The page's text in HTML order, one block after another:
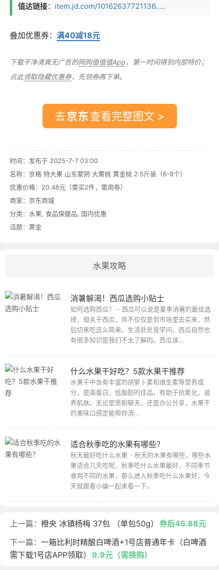
值达链接： item.jd.com/10162637721136.....
叠加优惠券： 满40减18元
下载干净清爽无广告的网购值值值App ，第一时间得到内部特价；
点此领取隐藏优惠券，先领券再下单。
去 查看完整图文 >
时间：发布于 2025-7-7 03:00
名称： 京格 特大果 山东蒙阴 大黄桃 黄金桃 2.5斤装（6-8个）
优惠价格： 20.48元（需买2件，需用券）
商家： 京东商城
分类： 水果, 食品保健品, 国内优惠
话题： 黄金
水果攻略
消暑解渴！西瓜选购小贴士
如何选购西瓜？ - 西瓜可以说是夏季消暑的最佳选
择，但关于西瓜，并不仅仅是到市场里去买来、然
后切来吃这么简单。生活处处皆学问，西瓜自然也
有很多知识是我们不太了解的。西瓜该...
什么水果干好吃？5款水果干推荐
水果干中含有丰富的胡萝卜素和维生素等营养成
分，是高蛋白，低脂肪的佳品，有助于抗氧化，滋
养肌肤。无论是煲剧聊天，还是办公分享，水果干
的美味口感定能帮你消...
适合秋季吃的水果有哪些？
秋天最好吃什么水果 - 秋天的水果有哪些，哪些水
果适合几天吃呢，秋季吃什么水果最好，不同季节
食用不同的水果，那么进入秋季吃什么水果好，今
天就跟着小编一起来看一下。
上一篇： 橙央 冰镇杨梅 37包 （单包50g） 券后45.88元
下一篇： 一箱比利时精酿白啤酒+1号店普通年卡（白啤酒
需下载1号店APP领取） 9.9元（需换购）